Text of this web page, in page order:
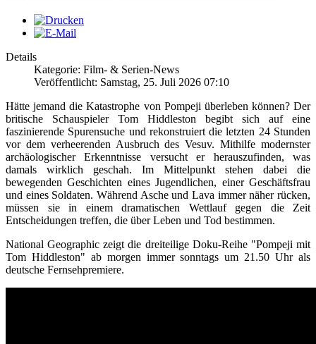
Details
Kategorie: Film- & Serien-News
Veröffentlicht: Samstag, 25. Juli 2026 07:10
Hätte jemand die Katastrophe von Pompeji überleben können? Der
britische Schauspieler Tom Hiddleston begibt sich auf eine
faszinierende Spurensuche und rekonstruiert die letzten 24 Stunden
vor dem verheerenden Ausbruch des Vesuv. Mithilfe modernster
archäologischer Erkenntnisse versucht er herauszufinden, was
damals wirklich geschah. Im Mittelpunkt stehen dabei die
bewegenden Geschichten eines Jugendlichen, einer Geschäftsfrau
und eines Soldaten. Während Asche und Lava immer näher rücken,
müssen sie in einem dramatischen Wettlauf gegen die Zeit
Entscheidungen treffen, die über Leben und Tod bestimmen.
National Geographic zeigt die dreiteilige Doku-Reihe "Pompeji mit
Tom Hiddleston" ab morgen immer sonntags um 21.50 Uhr als
deutsche Fernsehpremiere.